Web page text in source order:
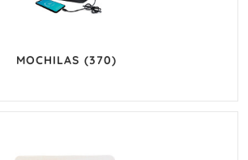
MOCHILAS (370)